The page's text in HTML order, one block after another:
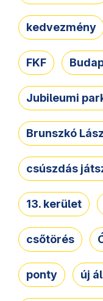
kedvezmény
FKF
Jubileumi
Brunszkó
csúszdás
13. kerület
csőtörés
ponty új